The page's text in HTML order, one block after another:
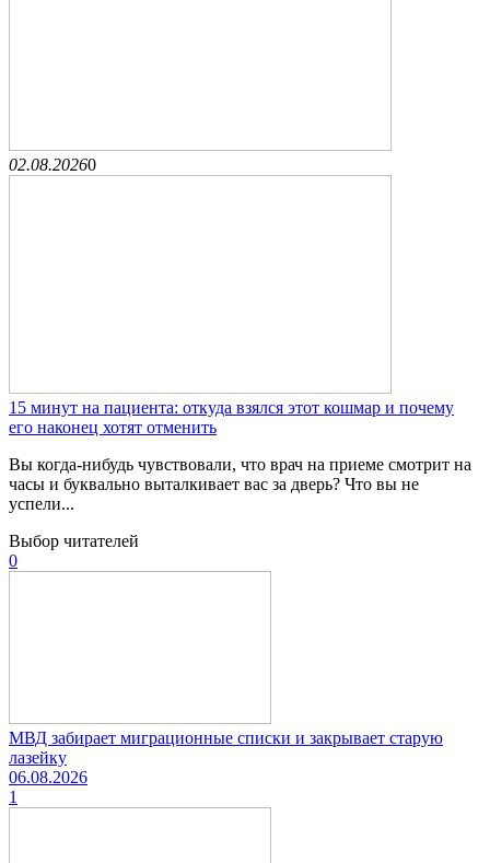
02.08.20260
15 минут на пациента: откуда взялся этот кошмар и почему
его наконец хотят отменить
Вы когда-нибудь чувствовали, что врач на приеме смотрит на
часы и буквально выталкивает вас за дверь? Что вы не
успели...
Выбор читателей
0
МВД забирает миграционные списки и закрывает старую
лазейку
06.08.2026
1